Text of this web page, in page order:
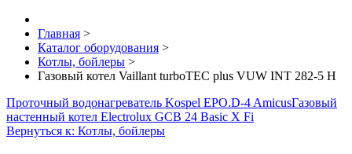
Главная >
Каталог оборудования >
Котлы, бойлеры >
Газовый котел Vaillant turboTEC plus VUW INT 282-5 H
Проточный водонагреватель Kospel EPO.D-4 AmicusГазовый
настенный котел Electrolux GCB 24 Basic X Fi
Вернуться к: Котлы, бойлеры